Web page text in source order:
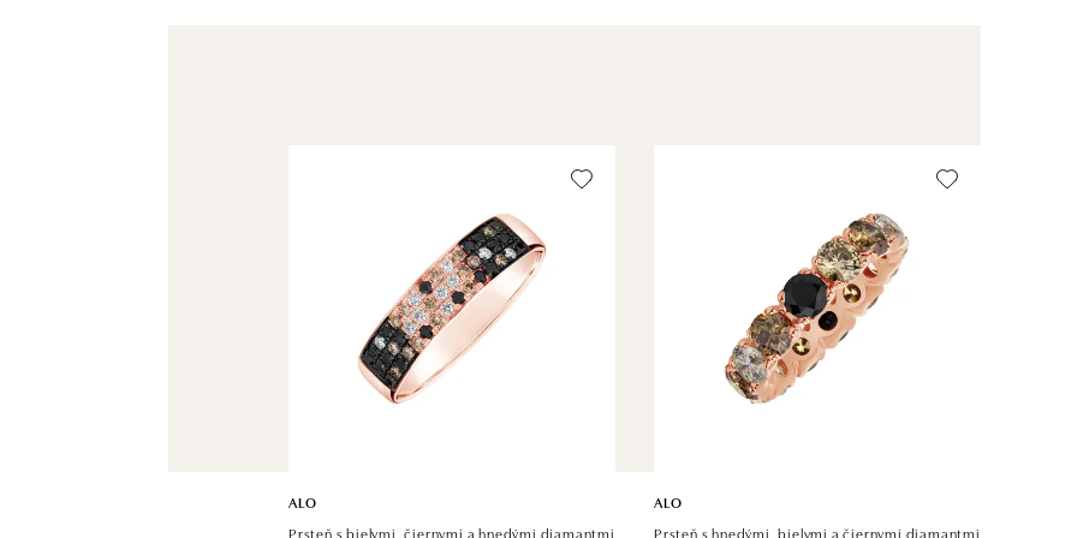
ALO
Prsteň s bielymi, čiernymi a hnedými diamantmi
ALO
Prsteň s hnedými, bielymi a čiernymi diamantmi